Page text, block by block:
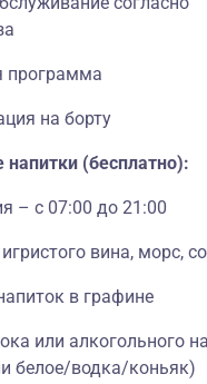
программа
на борту
(бесплатно):
– с 07:00 до 21:00
вина, морс,
в графине
или алкогольного
белое/водка/коньяк)